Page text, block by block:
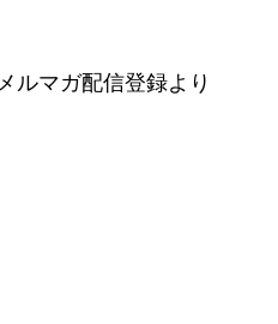
ルマガ配信登録より